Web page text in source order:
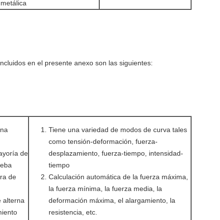
en el presente anexo son las siguientes:
de
de
alterna
Tiene una variedad de modos de curva tales
como tensión-deformación, fuerza-
desplazamiento, fuerza-tiempo, intensidad-
tiempo
Calculación automática de la fuerza máxima,
la fuerza mínima, la fuerza media, la
deformación máxima, el alargamiento, la
resistencia, etc.